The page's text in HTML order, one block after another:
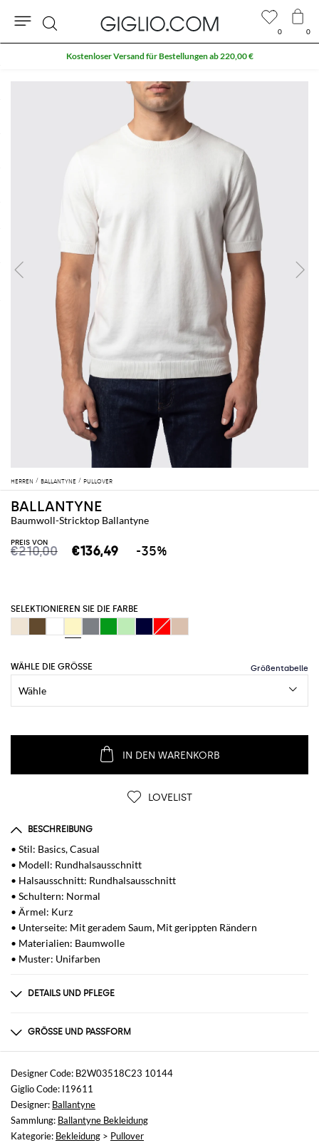
HERREN BALLANTYNE PULLOVER
BALLANTYNE
Baumwoll-Stricktop Ballantyne
PREIS VON
€210,00 €136,49 -35%
SELEKTIONIEREN SIE DIE FARBE
WÄHLE DIE GRÖSSE
IN DEN WARENKORB
LOVELIST
BESCHREIBUNG
• Stil: Basics, Casual
• Modell: Rundhalsausschnitt
• Halsausschnitt: Rundhalsausschnitt
• Schultern: Normal
• Ärmel: Kurz
• Unterseite: Mit geradem Saum, Mit gerippten Rändern
• Materialien: Baumwolle
• Muster: Unifarben
DETAILS UND PFLEGE
100% Cotone
GRÖSSE UND PASSFORM
Größen
nicht verfügbar
Größe und Passform
Slim-Fit
Designer Code: B2W03518C23 10144
Giglio Code: I19611
Designer: Ballantyne
Sammlung: Ballantyne Bekleidung
Kategorie: Bekleidung > Pullover
0 0
Suche
Kostenloser Versand für Bestellungen ab 220,00 €